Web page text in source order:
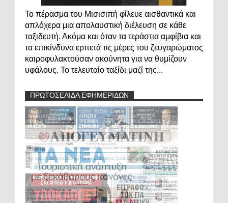
Το πέρασμα του Μισισιπή φίλευε αισθαντικά και
απλόχερα μια απολαυστική διέλευση σε κάθε
ταξιδευτή. Ακόμα και όταν τα τεράστια αμφίβια και
τα επικίνδυνα ερπετά τις μέρες του ζευγαρώματος
καιροφυλακτούσαν ακούνητα για να θυμίζουν
υφάλους. Το τελευταίο ταξίδι μαζί της...
ΠΡΩΤΟΣΕΛΙΔΑ ΕΦΗΜΕΡΙΔΩΝ